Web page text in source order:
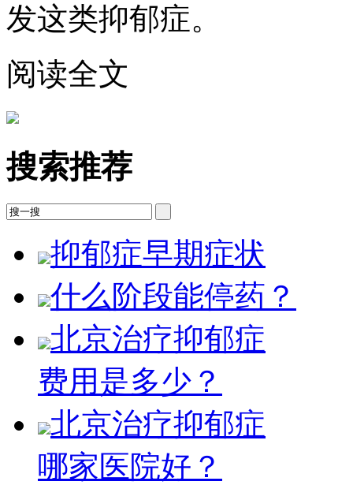
发这类抑郁症。
阅读全文
搜索推荐
抑郁症早期症状
什么阶段能停药？
北京治疗抑郁症
费用是多少？
北京治疗抑郁症
哪家医院好？